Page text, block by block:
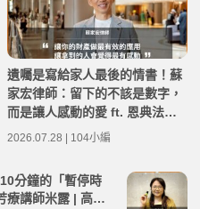
遺囑是寫給家人最後的情書！蘇
家宏律師：留下的不該是數字，
而是讓人感動的愛 ft. 恩典法律
事務所創辦人 蘇家宏律師 | 高年
2026.07.28 | 104小編
分鐘的「暫停時
療講師米露 | 高年